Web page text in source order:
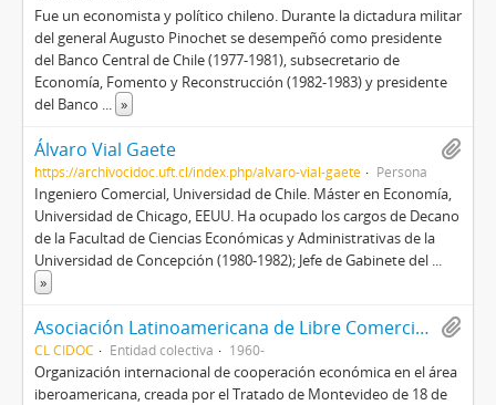
Fue un economista y político chileno. Durante la dictadura militar
del general Augusto Pinochet se desempeñó como presidente
del Banco Central de Chile (1977-1981), subsecretario de
Economía, Fomento y Reconstrucción (1982-1983) y presidente
del Banco ... »
Álvaro Vial Gaete
https://archivocidoc.uft.cl/index.php/alvaro-vial-gaete Persona
Ingeniero Comercial, Universidad de Chile. Máster en Economía,
Universidad de Chicago, EEUU. Ha ocupado los cargos de Decano
de la Facultad de Ciencias Económicas y Administrativas de la
Universidad de Concepción (1980-1982); Jefe de Gabinete del ...
»
Asociación Latinoamericana de Libre Comercio (ALALC) (1960-)
CL CIDOC Entidad colectiva 1960-
Organización internacional de cooperación económica en el área
iberoamericana, creada por el Tratado de Montevideo de 18 de